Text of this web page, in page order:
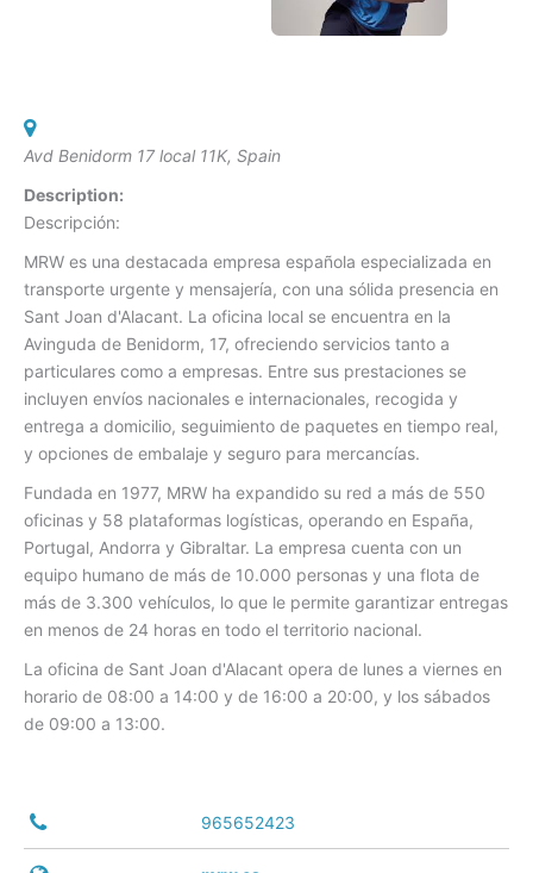
Avd Benidorm 17 local 11K, Spain
Description:
Descripción:
MRW es una destacada empresa española especializada en
transporte urgente y mensajería, con una sólida presencia en
Sant Joan d'Alacant. La oficina local se encuentra en la
Avinguda de Benidorm, 17, ofreciendo servicios tanto a
particulares como a empresas. Entre sus prestaciones se
incluyen envíos nacionales e internacionales, recogida y
entrega a domicilio, seguimiento de paquetes en tiempo real,
y opciones de embalaje y seguro para mercancías.
Fundada en 1977, MRW ha expandido su red a más de 550
oficinas y 58 plataformas logísticas, operando en España,
Portugal, Andorra y Gibraltar. La empresa cuenta con un
equipo humano de más de 10.000 personas y una flota de
más de 3.300 vehículos, lo que le permite garantizar entregas
en menos de 24 horas en todo el territorio nacional.
La oficina de Sant Joan d'Alacant opera de lunes a viernes en
horario de 08:00 a 14:00 y de 16:00 a 20:00, y los sábados
de 09:00 a 13:00.
965652423